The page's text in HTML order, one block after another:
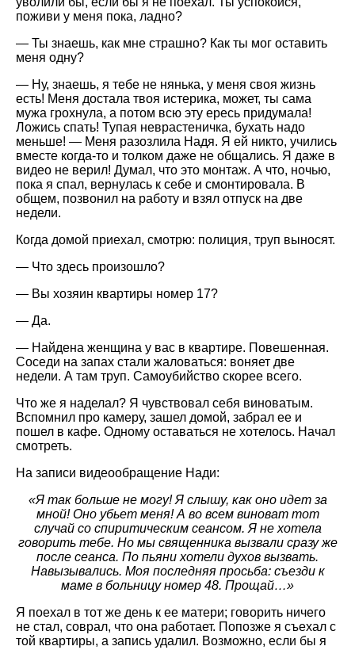
поживи у меня пока, ладно?
— Ты знаешь, как мне страшно? Как ты мог оставить
меня одну?
— Ну, знаешь, я тебе не нянька, у меня своя жизнь
есть! Меня достала твоя истерика, может, ты сама
мужа грохнула, а потом всю эту ересь придумала!
Ложись спать! Тупая неврастеничка, бухать надо
меньше! — Меня разозлила Надя. Я ей никто, учились
вместе когда-то и толком даже не общались. Я даже в
видео не верил! Думал, что это монтаж. А что, ночью,
пока я спал, вернулась к себе и смонтировала. В
общем, позвонил на работу и взял отпуск на две
недели.
Когда домой приехал, смотрю: полиция, труп выносят.
— Что здесь произошло?
— Вы хозяин квартиры номер 17?
— Да.
— Найдена женщина у вас в квартире. Повешенная.
Соседи на запах стали жаловаться: воняет две
недели. А там труп. Самоубийство скорее всего.
Что же я наделал? Я чувствовал себя виноватым.
Вспомнил про камеру, зашел домой, забрал ее и
пошел в кафе. Одному оставаться не хотелось. Начал
смотреть.
На записи видеообращение Нади:
«Я так больше не могу! Я слышу, как оно идет за
мной! Оно убьет меня! А во всем виноват тот
случай со спиритическим сеансом. Я не хотела
говорить тебе. Но мы священника вызвали сразу же
после сеанса. По пьяни хотели духов вызвать.
Навызывались. Моя последняя просьба: съезди к
маме в больницу номер 48. Прощай…»
Я поехал в тот же день к ее матери; говорить ничего
не стал, соврал, что она работает. Попозже я съехал с
той квартиры, а запись удалил. Возможно, если бы я